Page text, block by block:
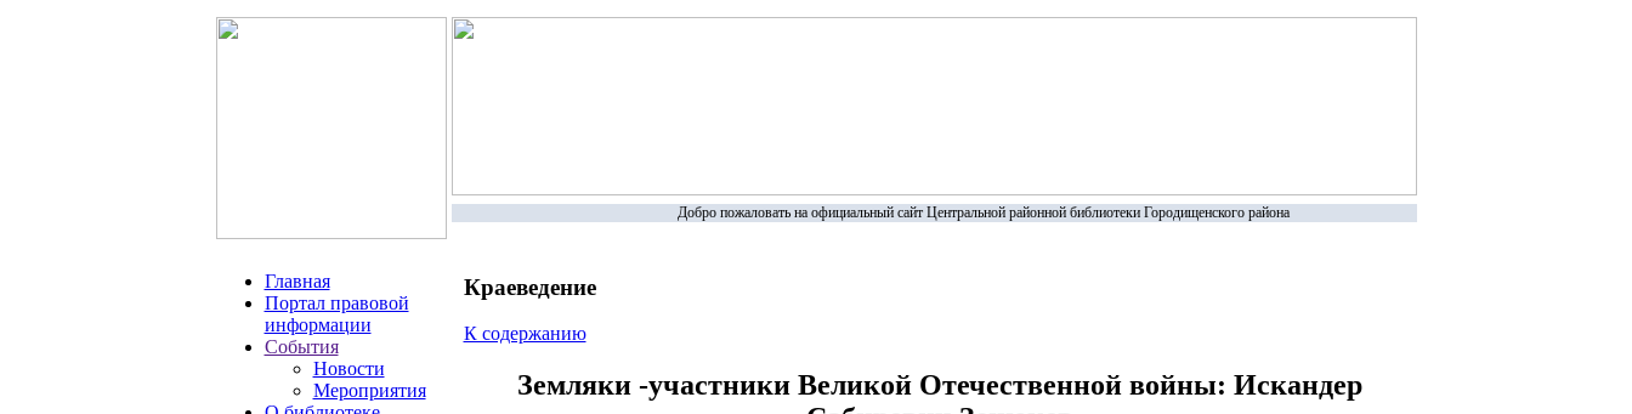
Добро пожаловать на официальный сайт Центральной районной библиотеки Городищенского района
Главная
Портал правовой
информации
События
Новости
Мероприятия
Краеведение
К содержанию
Земляки -участники Великой Отечественной войны: Искандер